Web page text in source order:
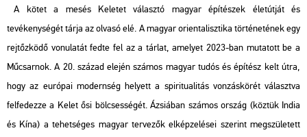
A kötet a mesés Keletet választó magyar építészek életútját és
tevékenységét tárja az olvasó elé. A magyar orientalisztika történetének egy
rejtőzködő vonulatát fedte fel az a tárlat, amelyet 2023-ban mutatott be a
Műcsarnok. A 20. század elején számos magyar tudós és építész kelt útra,
hogy az európai modernség helyett a spiritualitás vonzáskörét választva
felfedezze a Kelet ősi bölcsességét. Ázsiában számos ország (köztük India
és Kína) a tehetséges magyar tervezők elképzelései szerint megszületett